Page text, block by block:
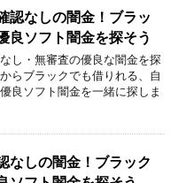
認なしの闇金！ブラッ
良ソフト闇金を探そう
し・無審査の優良な闇金を探
らブラックでも借りれる、自
良ソフト闇金を一緒に探しま
なしの闇金！ブラック